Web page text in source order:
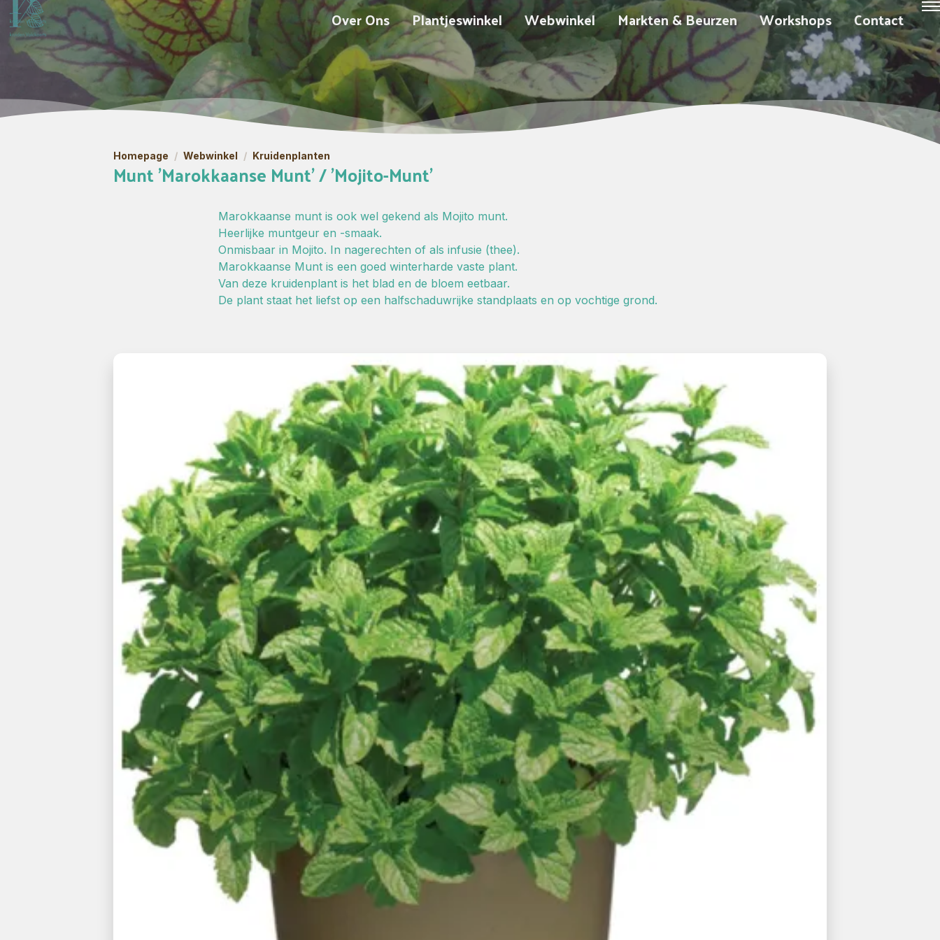
Over Ons Plantjeswinkel Webwinkel Markten & Beurzen Workshops Contact
Homepage / Webwinkel / Kruidenplanten
Munt 'Marokkaanse Munt' / 'Mojito-Munt'
Marokkaanse munt is ook wel gekend als Mojito munt.
Heerlijke muntgeur en -smaak.
Onmisbaar in Mojito. In nagerechten of als infusie (thee).
Marokkaanse Munt is een goed winterharde vaste plant.
Van deze kruidenplant is het blad en de bloem eetbaar.
De plant staat het liefst op een halfschaduwrijke standplaats en op vochtige grond.